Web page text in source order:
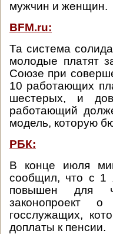
мужчин и женщин.
BFM.ru:
Та система
молодые платят
Союзе при
10 работающих
шестерых, и
работающий
модель, которую
РБК:
В конце июля
сообщил, что с 1
повышен для
законопроект
госслужащих,
доплаты к пенсии.